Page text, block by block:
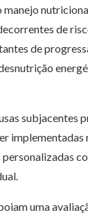
manejo
de
de
subjacentes
implementadas
uma